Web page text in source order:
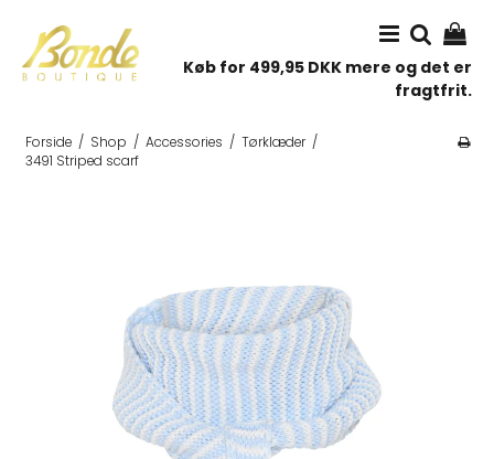
Køb for 499,95 DKK mere og det er
fragtfrit.
Forside / Shop / Accessories / Tørklæder /
3491 Striped scarf